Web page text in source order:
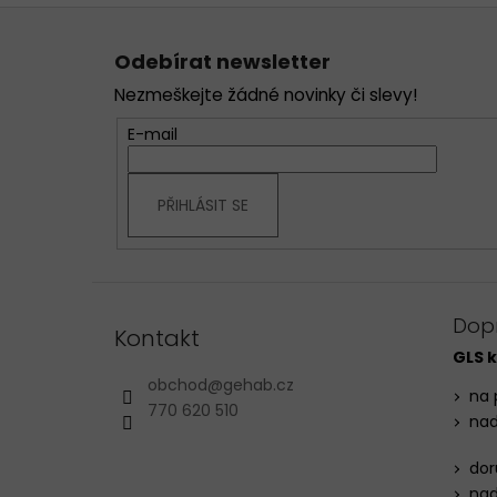
Odebírat newsletter
Nezmeškejte žádné novinky či slevy!
E-mail
PŘIHLÁSIT SE
Kontakt
obchod@gehab.cz
770 620 510
GLS
na